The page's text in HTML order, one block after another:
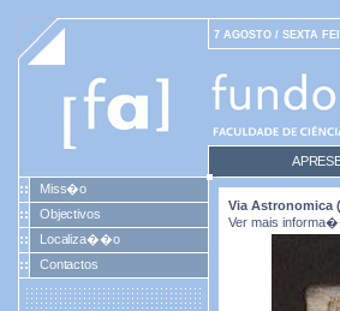
7 AGOSTO / SEXTA
Miss�o
Objectivos
Localiza��o
Contactos
Via Astronomica
Ver mais